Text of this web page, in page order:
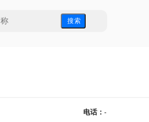
搜 索
电话： -